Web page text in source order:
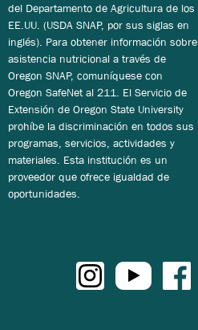
del Departamento de Agricultura de los
EE.UU. (USDA SNAP, por sus siglas en
inglés). Para obtener información sobre
asistencia nutricional a través de
Oregon SNAP, comuníquese con
Oregon SafeNet al 211. El Servicio de
Extensión de Oregon State University
prohíbe la discriminación en todos sus
programas, servicios, actividades y
materiales. Esta institución es un
proveedor que ofrece igualdad de
oportunidades.